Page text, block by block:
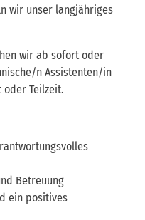
wir unser langjähriges
wir ab sofort oder
n Assistenten/in
Teilzeit.
Betreuung
ein positives